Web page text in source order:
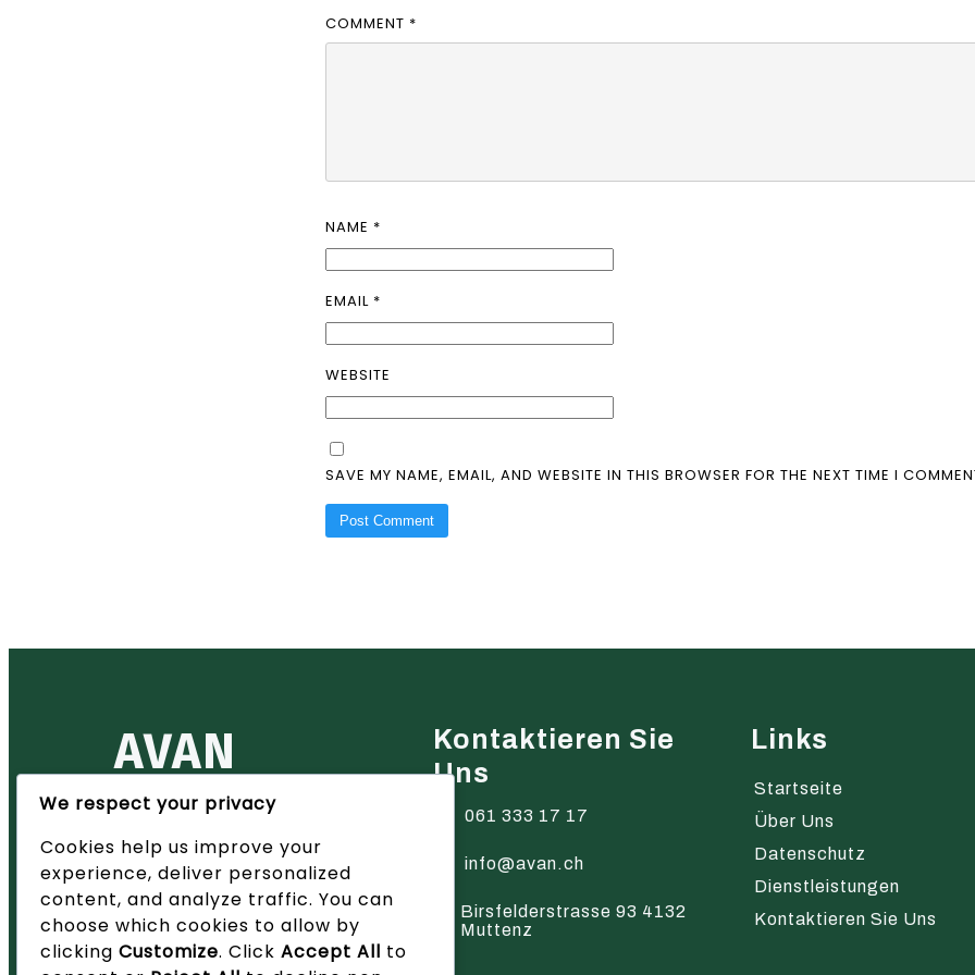
COMMENT *
NAME *
EMAIL *
WEBSITE
SAVE MY NAME, EMAIL, AND WEBSITE IN THIS BROWSER FOR THE NEXT TIME I
AVAN
Ihr zuverlässiger Partner für
– wir bieten innovative Lösungen
und hervorragenden Service.
Kontaktieren Sie
Uns
061 333 17 17
info@avan.ch
Birsfelderstrasse 93 4132
Muttenz
Links
Startseite
Über Uns
Datenschutz
Dienstleistungen
Kontaktieren Sie Uns
We respect your privacy
Cookies help us improve your
experience, deliver personalized
content, and analyze traffic. You can
choose which cookies to allow by
clicking Customize. Click Accept All to